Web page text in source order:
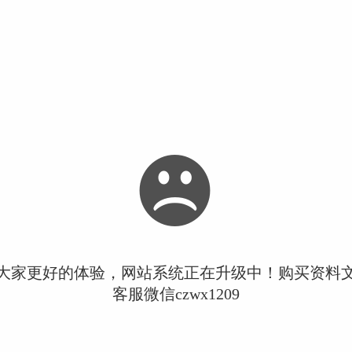
家更好的体验，网站系统正在升级中！购买资料
客服微信czwx1209